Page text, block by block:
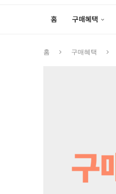
홈 구매혜택
홈 구매혜택